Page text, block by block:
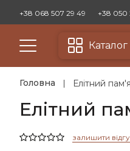
+38 068 507 29 49 +38 050
Головна Елітний
Елітний
залишити